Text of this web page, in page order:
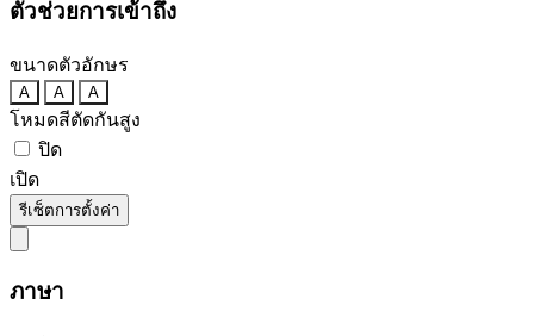
ตัวช่วยการเข้าถึง
ขนาดตัวอักษร
A A A
โหมดสีตัดกันสูง
ปิด
เปิด
รีเซ็ตการตั้งค่า
ภาษา